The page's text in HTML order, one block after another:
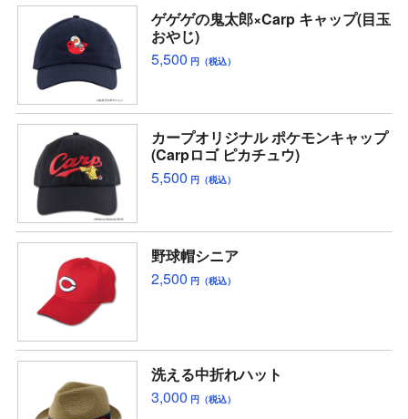
ゲゲゲの鬼太郎×Carp キャップ(目玉
おやじ)
5,500 円（税込）
カープオリジナル ポケモンキャップ
(Carpロゴ ピカチュウ)
5,500 円（税込）
野球帽シニア
2,500 円（税込）
洗える中折れハット
3,000 円（税込）